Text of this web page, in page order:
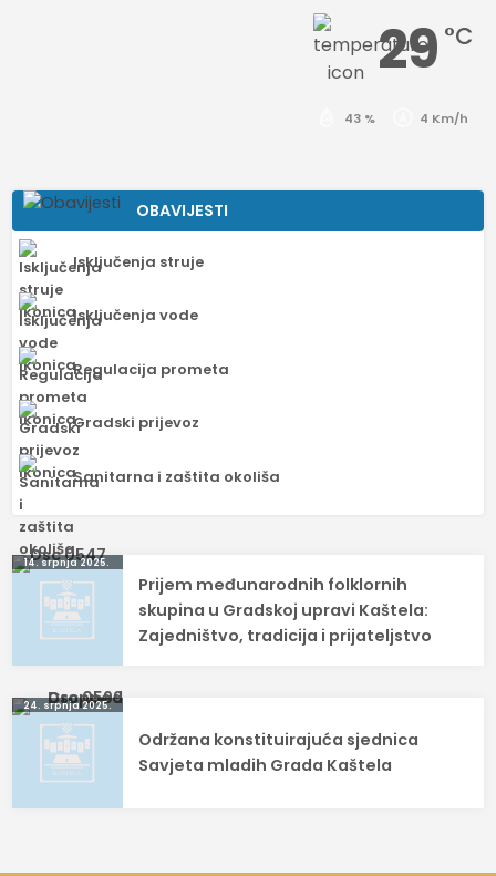
29 °C
43 % 4 Km/h
OBAVIJESTI
Isključenja struje
Isključenja vode
Regulacija prometa
Gradski prijevoz
Sanitarna i zaštita okoliša
Navigacija
objava
14. srpnja 2025.
Prijem međunarodnih folklornih
skupina u Gradskoj upravi Kaštela:
Zajedništvo, tradicija i prijateljstvo
24. srpnja 2025.
Održana konstituirajuća sjednica
Savjeta mladih Grada Kaštela